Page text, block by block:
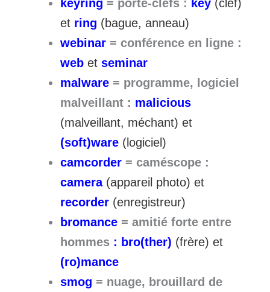
keyring = porte-clefs : key (clef)
et ring (bague, anneau)
webinar = conférence en ligne :
web et seminar
malware = programme, logiciel
malveillant : malicious
(malveillant, méchant) et
(soft)ware (logiciel)
camcorder = caméscope :
camera (appareil photo) et
recorder (enregistreur)
bromance = amitié forte entre
hommes : bro(ther) (frère) et
(ro)mance
smog = nuage, brouillard de